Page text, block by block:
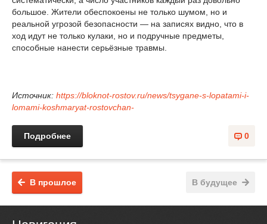
большое. Жители обеспокоены не только шумом, но и
реальной угрозой безопасности — на записях видно, что в
ход идут не только кулаки, но и подручные предметы,
способные нанести серьёзные травмы.
Источник: https://bloknot-rostov.ru/news/tsygane-s-lopatami-i-
lomami-koshmaryat-rostovchan-
0
Подробнее
В будущее
В прошлое